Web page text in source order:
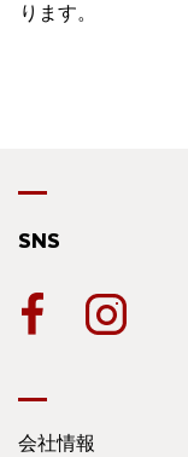
ります。
SNS
会社情報